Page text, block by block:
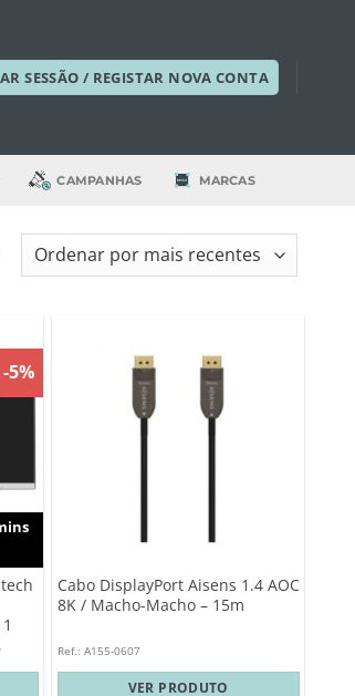
SESSÃO / REGISTAR NOVA CONTA
CAMPANHAS MARCAS
-5%
Cabo DisplayPort Aisens 1.4 AOC
8K / Macho-Macho – 15m
Ref.: A155-0607
VER PRODUTO